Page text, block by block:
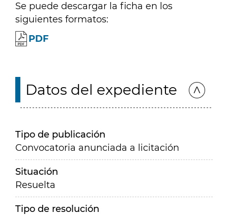
Se puede descargar la ficha en los
siguientes formatos:
PDF
Datos del expediente
Tipo de publicación
Convocatoria anunciada a licitación
Situación
Resuelta
Tipo de resolución